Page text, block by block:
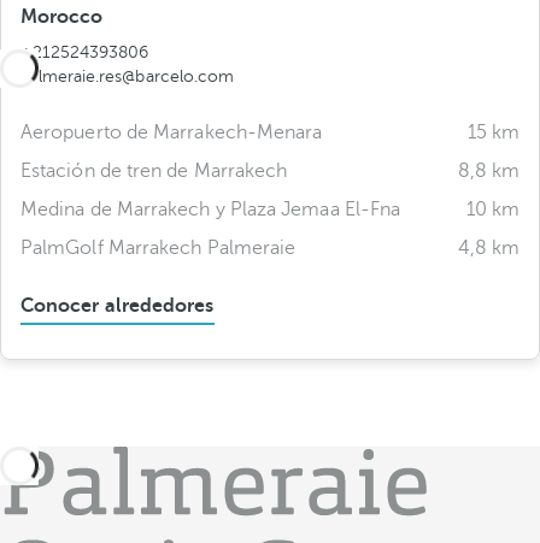
Morocco
+212524393806
palmeraie.res@barcelo.com
Aeropuerto de Marrakech-Menara
15 km
Estación de tren de Marrakech
8,8 km
Medina de Marrakech y Plaza Jemaa El-Fna
10 km
PalmGolf Marrakech Palmeraie
4,8 km
Conocer alrededores